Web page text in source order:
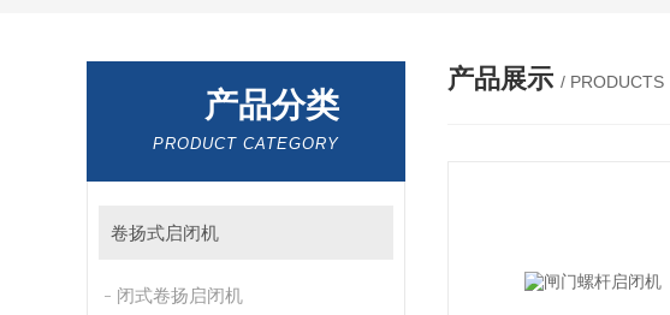
产品分类
PRODUCT CATEGORY
卷扬式启闭机
闭式卷扬启闭机
产品展示 / PRODUCTS